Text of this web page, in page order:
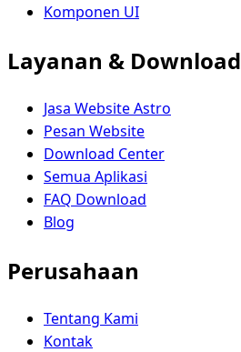
Komponen UI
Layanan & Download
Jasa Website Astro
Pesan Website
Download Center
Semua Aplikasi
FAQ Download
Blog
Perusahaan
Tentang Kami
Kontak